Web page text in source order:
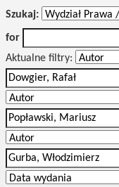
Szukaj:
for
Aktualne filtry: